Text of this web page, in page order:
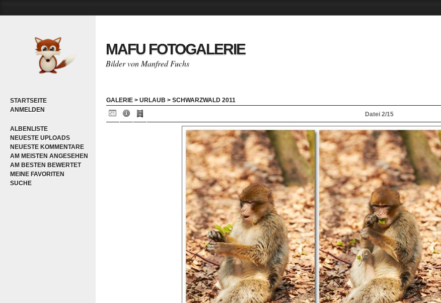
STARTSEITE
ANMELDEN
ALBENLISTE
NEUESTE UPLOADS
NEUESTE KOMMENTARE
AM MEISTEN ANGESEHEN
AM BESTEN BEWERTET
MEINE FAVORITEN
SUCHE
MAFU FOTOGALERIE
Bilder von Manfred Fuchs
GALERIE > URLAUB > SCHWARZWALD 2011
Datei 2/15